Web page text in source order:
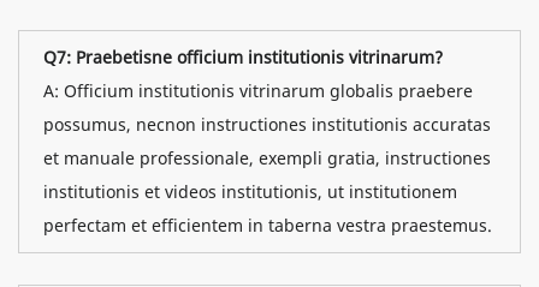
Q7: Praebetisne officium institutionis vitrinarum?
A: Officium institutionis vitrinarum globalis praebere
possumus, necnon instructiones institutionis accuratas
et manuale professionale, exempli gratia, instructiones
institutionis et videos institutionis, ut institutionem
perfectam et efficientem in taberna vestra praestemus.